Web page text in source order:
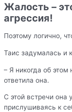
Жалость –
агрессия!
Поэтому логично,
Таис задумалась и
– Я никогда об
ответила она.
С этой встречи
прислушиваясь к